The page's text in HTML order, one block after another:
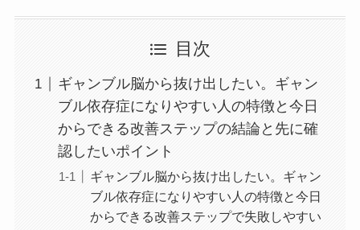
目次
ギャンブル脳から抜け出したい。ギャン
ブル依存症になりやすい人の特徴と今日
からできる改善ステップの結論と先に確
認したいポイント
ギャンブル脳から抜け出したい。ギャン
ブル依存症になりやすい人の特徴と今日
からできる改善ステップで失敗しやすい